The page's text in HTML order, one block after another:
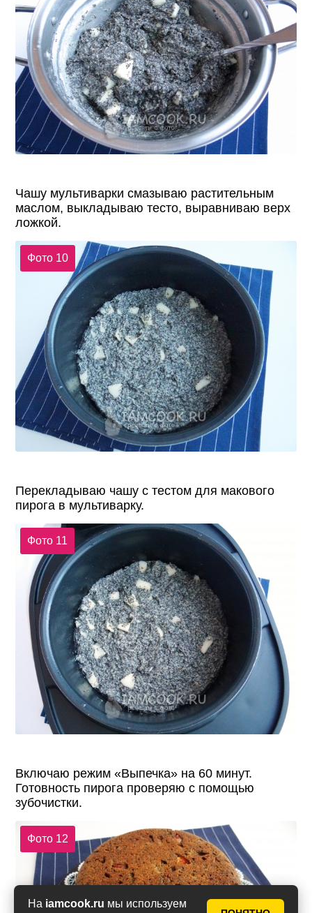
На iamcook.ru мы используем
Чашу мультиварки смазываю растительным
маслом, выкладываю тесто, выравниваю верх
ложкой.
Фото 10
Перекладываю чашу с тестом для макового
пирога в мультиварку.
Фото 11
Включаю режим «Выпечка» на 60 минут.
Готовность пирога проверяю с помощью
зубочистки.
Фото 12